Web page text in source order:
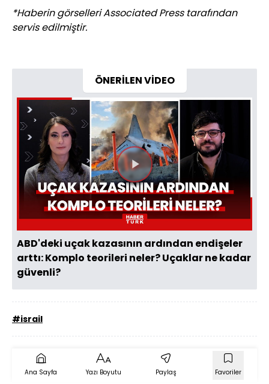
*Haberin görselleri Associated Press tarafından
servis edilmiştir.
ÖNERİLEN VİDEO
Videoyu
Oynat
ABD'deki uçak kazasının ardından endişeler
arttı: Komplo teorileri neler? Uçaklar ne kadar
güvenli?
#israil
Ana Sayfa Yazı Boyutu Paylaş Favoriler